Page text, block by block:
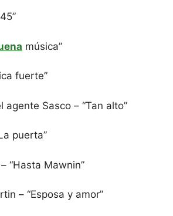
música”
fuerte”
agente Sasco – “Tan alto”
puerta”
“Hasta Mawnin”
– “Esposa y amor”